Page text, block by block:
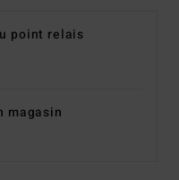
point relais
magasin